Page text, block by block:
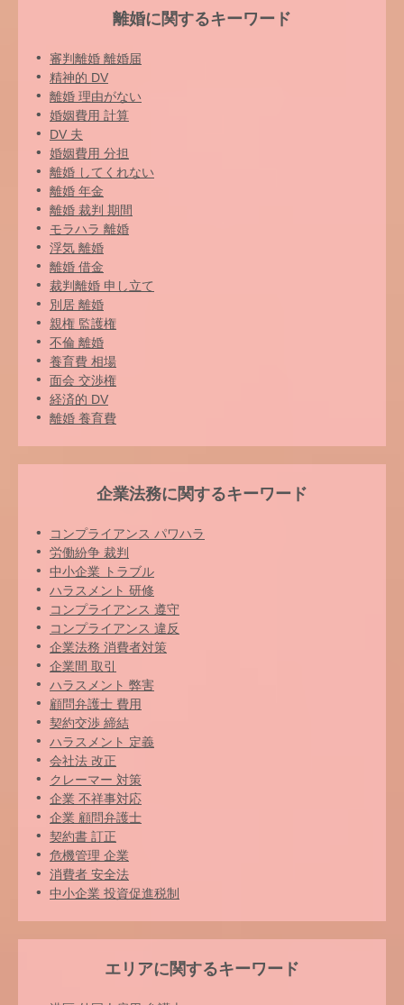
離婚に関するキーワード
審判離婚 離婚届
精神的 DV
離婚 理由がない
婚姻費用 計算
DV 夫
婚姻費用 分担
離婚 してくれない
離婚 年金
離婚 裁判 期間
モラハラ 離婚
浮気 離婚
離婚 借金
裁判離婚 申し立て
別居 離婚
親権 監護権
不倫 離婚
養育費 相場
面会 交渉権
経済的 DV
離婚 養育費
企業法務に関するキーワード
コンプライアンス パワハラ
労働紛争 裁判
中小企業 トラブル
ハラスメント 研修
コンプライアンス 遵守
コンプライアンス 違反
企業法務 消費者対策
企業間 取引
ハラスメント 弊害
顧問弁護士 費用
契約交渉 締結
ハラスメント 定義
会社法 改正
クレーマー 対策
企業 不祥事対応
企業 顧問弁護士
契約書 訂正
危機管理 企業
消費者 安全法
中小企業 投資促進税制
エリアに関するキーワード